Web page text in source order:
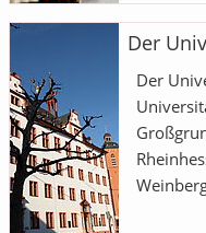
Der
Der